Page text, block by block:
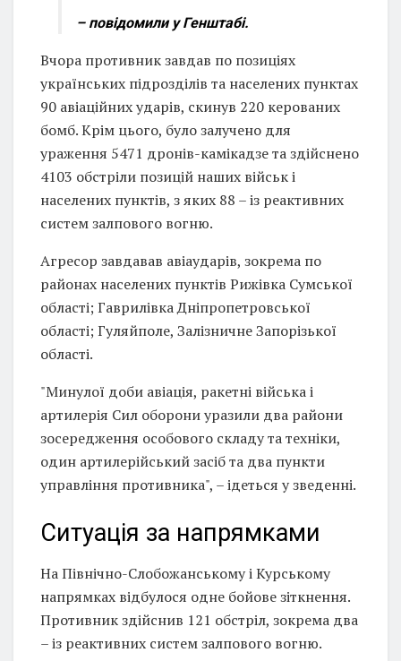
– повідомили у Генштабі.
Вчора противник завдав по позиціях
українських підрозділів та населених пунктах
90 авіаційних ударів, скинув 220 керованих
бомб. Крім цього, було залучено для
ураження 5471 дронів-камікадзе та здійснено
4103 обстріли позицій наших військ і
населених пунктів, з яких 88 – із реактивних
систем залпового вогню.
Агресор завдавав авіаударів, зокрема по
районах населених пунктів Рижівка Сумської
області; Гаврилівка Дніпропетровської
області; Гуляйполе, Залізничне Запорізької
області.
"Минулої доби авіація, ракетні війська і
артилерія Сил оборони уразили два райони
зосередження особового складу та техніки,
один артилерійський засіб та два пункти
управління противника", – ідеться у зведенні.
Ситуація за напрямками
На Північно-Слобожанському і Курському
напрямках відбулося одне бойове зіткнення.
Противник здійснив 121 обстріл, зокрема два
– із реактивних систем залпового вогню.